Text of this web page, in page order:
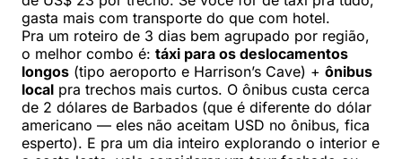
gasta mais com transporte do que com hotel.
Pra um roteiro de 3 dias bem agrupado por região,
o melhor combo é: táxi para os deslocamentos
longos (tipo aeroporto e Harrison’s Cave) + ônibus
local pra trechos mais curtos. O ônibus custa cerca
de 2 dólares de Barbados (que é diferente do dólar
americano — eles não aceitam USD no ônibus, fica
esperto). E pra um dia inteiro explorando o interior e